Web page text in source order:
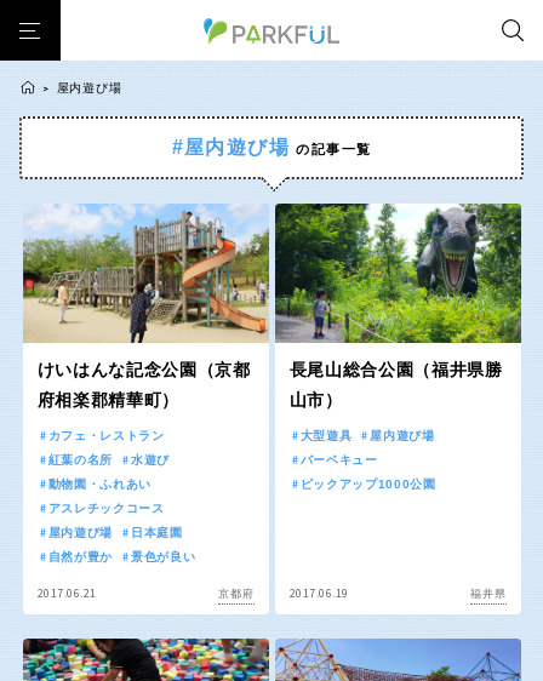
大型遊具
自然が豊か 梅・桜の名所 景色が良い 水遊び
テニスコート 野球場 紅葉の名所 バーベキュー
カフェ・レストラン ランニングコース サッカー・フットサル
動物園・ふれあい 歴史・文化財 日本庭園 紅葉の美しい公園
さくら名所100公園 屋内遊び場 アスレチックコース
バスケットボール 彫刻・アート 桜・梅の名所
洋式庭園 ドッグラン ローラー滑り台 植物園 夜景スポット
Pickup 花の名所 美術館 公園グルメ
インクルーシブパーク
ふわふわドーム バスケットゴール
イベント 健康遊具 ゲートボール スケートパーク
北海道 青森
岩手 宮城
秋田
福島
関東
茨城
幼児向け
自然が豊か 梅・桜の名所
景色が良い 水遊び
テニスコート 野球場
カフェ・レストラン ランニングコース
サッカー・フットサル 動物園・ふれあい
歴史・文化財
紅葉の美しい公園
屋内遊び場
バスケットボール 彫刻・アート
洋式庭園 ドッグラン
> 屋内遊び場
#屋内遊び場の記事一覧
けいはんな記念公園（京都
府相楽郡精華町）
カフェ・レストラン
紅葉の名所
水遊び
動物園・ふれあい
アスレチックコース
屋内遊び場
日本庭園
自然が豊か
景色が良い
2017.06.21 京都府
長尾山総合公園（福井県勝
山市）
大型遊具
屋内遊び場
バーベキュー
ピックアップ1000公園
2017.06.19 福井県